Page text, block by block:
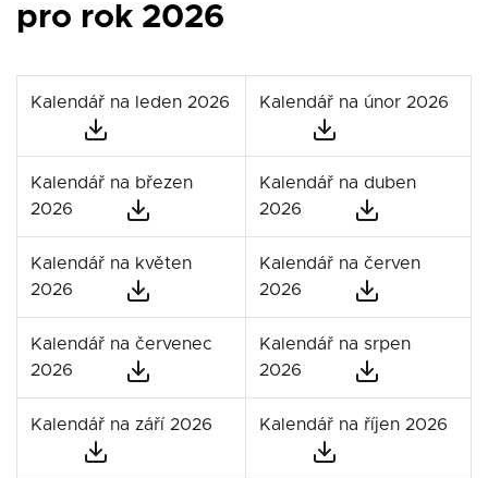
pro rok 2026
Kalendář na leden 2026 Kalendář na únor 2026
Kalendář na březen
2026
Kalendář na duben
2026
Kalendář na květen
2026
Kalendář na červen
2026
Kalendář na červenec
2026
Kalendář na srpen
2026
Kalendář na září 2026 Kalendář na říjen 2026